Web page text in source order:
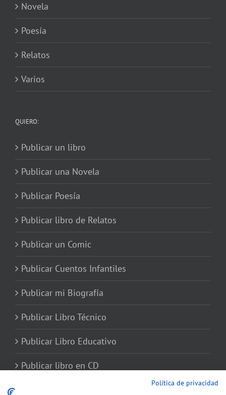
Novela
Poesía
Relatos
Varios
QUIERO:
Publicar un libro
Publicar una Novela
Publicar Poesía
Publicar libro de Relatos
Publicar un Comic
Publicar Cuentos Infantiles
Publicar mi Biografía
Publicar Libro Técnico
Publicar Libro Educativo
Publicar libro en CD
Política de privacidad